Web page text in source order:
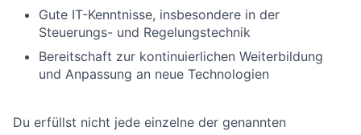
Gute IT-Kenntnisse, insbesondere in der
Steuerungs- und Regelungstechnik
Bereitschaft zur kontinuierlichen Weiterbildung
und Anpassung an neue Technologien
Du erfüllst nicht jede einzelne der genannten